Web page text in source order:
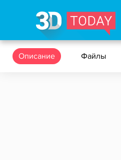
Описание Файлы